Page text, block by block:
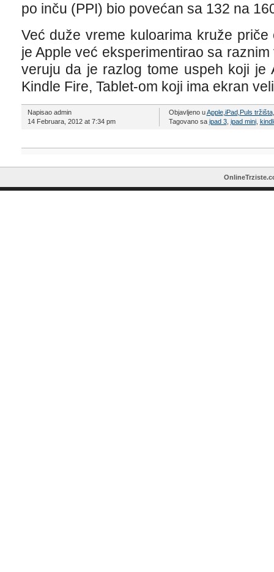
po inču (PPI) bio povećan sa 132 na
Već duže vreme kuloarima kruže priče
je Apple već eksperimentirao sa
veruju da je razlog tome uspeh koji je
Kindle Fire, Tablet-om koji ima ekran
Napisao admin
14 Februara, 2012 at 7:34 pm
Objavljeno uApple, iPad, Puls tržišta,
Tagovano sa ipad 3, ipad mini,